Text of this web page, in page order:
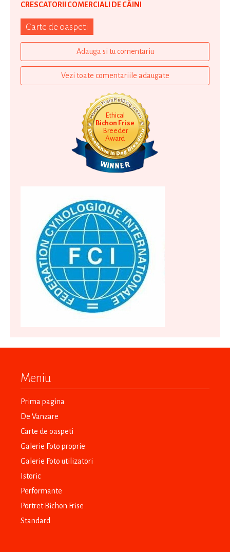
CRESCATORII COMERCIALI DE CÂINI
Carte de oaspeti
Adauga si tu comentariu
Vezi toate comentariile adaugate
Ethical
Bichon Frise
Breeder
Award
Meniu
Prima pagina
De Vanzare
Carte de oaspeti
Galerie Foto proprie
Galerie Foto utilizatori
Istoric
Performante
Portret Bichon Frise
Standard